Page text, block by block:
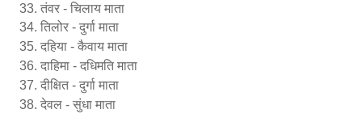
तंवर - चिलाय माता
तिलोर - दुर्गा माता
दहिया - कैवाय माता
दाहिमा - दधिमति माता
दीक्षित - दुर्गा माता
देवल - सुंधा माता